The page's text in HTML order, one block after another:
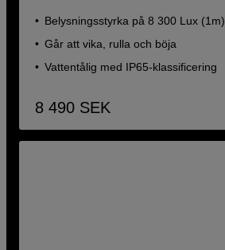
Belysningsstyrka på 8 300 Lux (1m)
Går att vika, rulla och böja
Vattentålig med IP65-klassificering
8 490 SEK